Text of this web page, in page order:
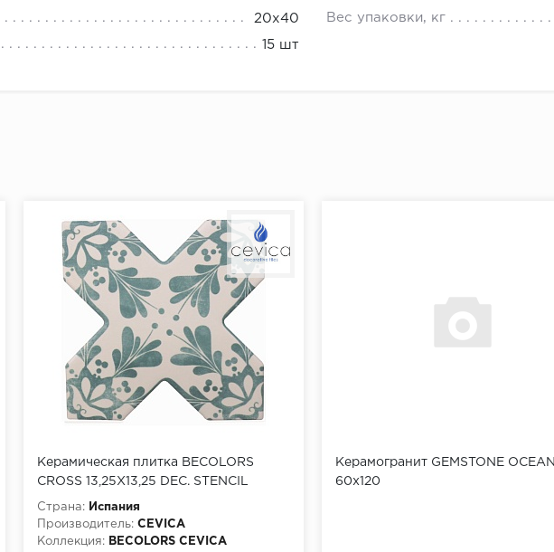
20x40 Вес упаковки, кг
15 шт
Керамическая плитка BECOLORS
CROSS 13,25X13,25 DEC. STENCIL
LAGOON
Страна:
Испания
Производитель: CEVICA
Коллекция:
BECOLORS CEVICA
Керамогранит GEMSTONE OCEAN
60x120